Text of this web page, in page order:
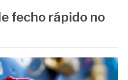
fecho rápido no